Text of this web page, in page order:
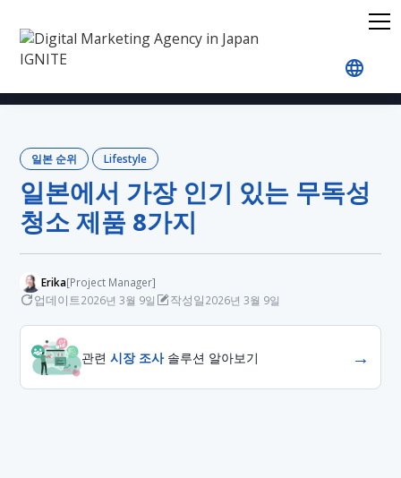
일본에
일본 순위 Lifestyle
일본에서 가장 인기 있는 무독성
청소 제품 8가지
Erika[Project Manager]
업데이트2026년 3월 9일 작성일2026년 3월 9일
관련시장 조사솔루션 알아보기 →